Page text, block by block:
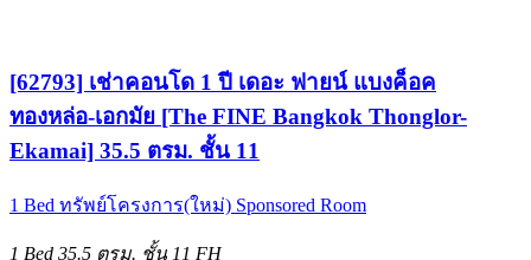
[62793] เช่าคอนโด 1 ปี เดอะ ฟายน์ แบงค็อค
ทองหล่อ-เอกมัย [The FINE Bangkok Thonglor-
Ekamai] 35.5 ตรม. ชั้น 11
1 Bed ทรัพย์โครงการ(ใหม่) Sponsored Room
1 Bed 35.5 ตรม. ชั้น 11 FH